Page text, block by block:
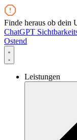
Zum
Inhalt
wechseln
Finde heraus ob dein
ChatGPT
Ostend
Leistungen